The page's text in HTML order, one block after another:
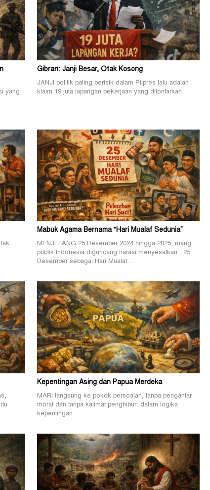
yang
Gibran: Janji Besar, Otak Kosong
JANJI politik paling berisik dalam Pilpres lalu adalah
klaim 19 juta lapangan pekerjaan yang dilontarkan…
Mabuk Agama Bernama “Hari Mualaf Sedunia”
MENJELANG 25 Desember 2024 hingga 2025, ruang
publik Indonesia diguncang narasi menyesatkan: “25
Desember sebagai Hari Mualaf…
Kepentingan Asing dan Papua Merdeka
MARI langsung ke pokok persoalan, tanpa pengantar
moral dan tanpa kalimat penghibur: dalam logika
kepentingan…